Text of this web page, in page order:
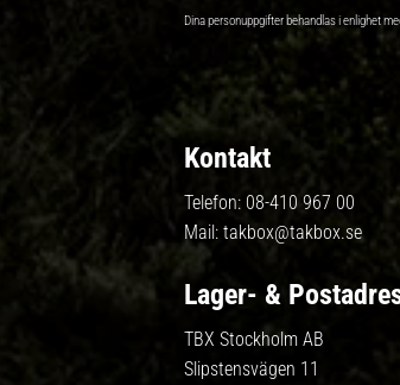
Dina personuppgifter behandlas i enlighet
Kontakt
Telefon: 08-410 967 00
Mail: takbox@takbox.se
Lager- &
TBX Stockholm AB
Slipstensvägen 11